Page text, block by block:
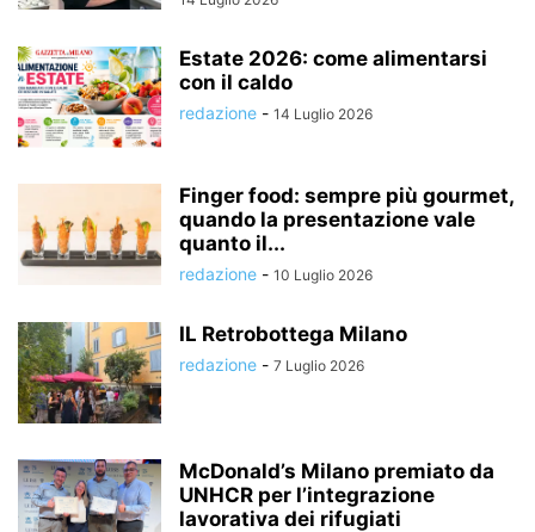
Estate 2026: come alimentarsi
con il caldo
redazione - 14 Luglio 2026
Finger food: sempre più gourmet,
quando la presentazione vale
quanto il...
redazione - 10 Luglio 2026
IL Retrobottega Milano
redazione - 7 Luglio 2026
McDonald’s Milano premiato da
UNHCR per l’integrazione
lavorativa dei rifugiati